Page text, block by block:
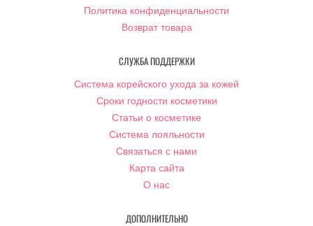
Политика конфиденциальности
Возврат товара
СЛУЖБА ПОДДЕРЖКИ
Система корейского ухода за кожей
Сроки годности косметики
Статьи о косметике
Система лояльности
Связаться с нами
Карта сайта
О нас
ДОПОЛНИТЕЛЬНО